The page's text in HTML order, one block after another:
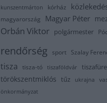
kunszentmárton
kórház
magyarország Magyar Péter
Orbán Viktor polgármester
rendőrség sport Szalay
tisza tisza-tó tiszaföldvár
törökszentmiklós tűz ukrajna
önkormányzat